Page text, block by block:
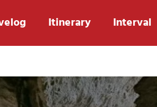
Itinerary Interval